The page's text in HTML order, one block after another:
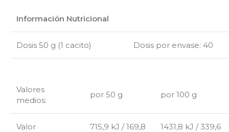
Información Nutricional
Dosis 50 g (1 cacito) Dosis por envase: 40
Valores
medios:
por 50 g por 100 g
Valor
715,9 kJ / 169,8
1431,8 kJ / 339,6